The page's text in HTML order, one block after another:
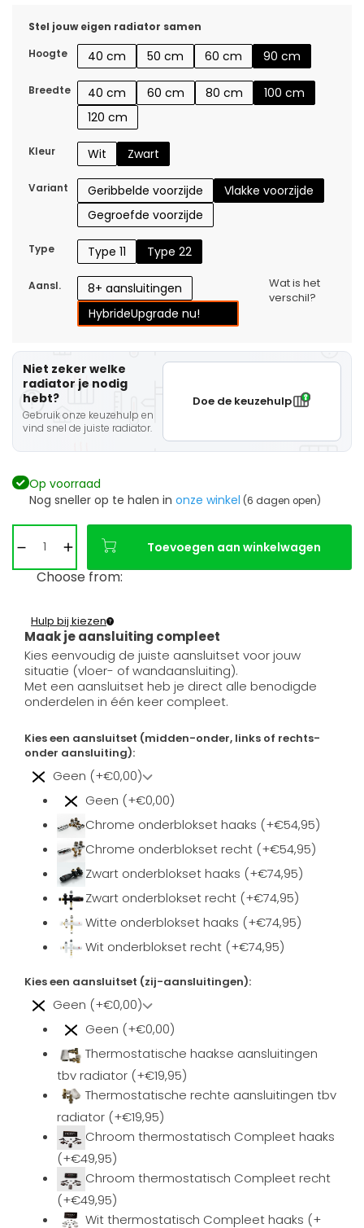
Stel jouw eigen radiator samen
Hoogte
40 cm 50 cm 60 cm 90 cm
Breedte 40 cm 60 cm 80 cm
100 cm
120 cm
Kleur Wit Zwart
Variant Geribbelde voorzijde
Vlakke voorzijde
Gegroefde voorzijde
Type Type 11 Type 22
Aansl.
8+ aansluitingen
HybrideUpgrade nu!
Wat is het
verschil?
Niet zeker welke
radiator je nodig
hebt?
Gebruik onze keuzehulp en
vind snel de juiste radiator.
Doe de keuzehulp
Op voorraad
Nog sneller op te halen in onze winkel (6 dagen open)
Toevoegen aan winkelwagen
Choose from:
Maak je aansluiting compleet
Hulp bij kiezen
Kies eenvoudig de juiste aansluitset voor jouw
situatie (vloer- of wandaansluiting).
Met een aansluitset heb je direct alle benodigde
onderdelen in één keer compleet.
Kies een aansluitset (midden-onder, links of rechts-
onder aansluiting):
Geen (+€0,00)
Geen (+€0,00)
Chrome onderblokset haaks (+€54,95)
Chrome onderblokset recht (+€54,95)
Zwart onderblokset haaks (+€74,95)
Zwart onderblokset recht (+€74,95)
Witte onderblokset haaks (+€74,95)
Wit onderblokset recht (+€74,95)
Kies een aansluitset (zij-aansluitingen):
Geen (+€0,00)
Geen (+€0,00)
Thermostatische haakse aansluitingen
tbv radiator (+€19,95)
Thermostatische rechte aansluitingen tbv
radiator (+€19,95)
Chroom thermostatisch Compleet haaks
(+€49,95)
Chroom thermostatisch Compleet recht
(+€49,95)
Wit thermostatisch Compleet haaks (+